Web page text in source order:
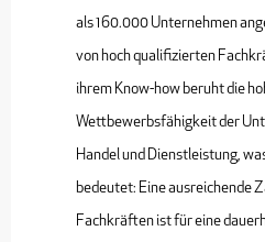
als 160.000 Unternehmen
von hoch qualifizierten
ihrem Know-how beruht die
Wettbewerbsfähigkeit der
Handel und Dienstleistung,
bedeutet: Eine ausreichende
Fachkräften ist für eine